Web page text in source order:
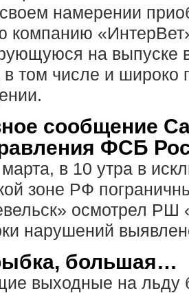
намерении
компанию
на выпуске
в том числе и
сообщение
ФСБ
в 10 утра в
зоне РФ
осмотрел РШ
нарушений
большая…
выходные на льду